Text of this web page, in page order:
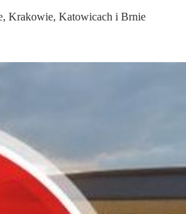
Krakowie, Katowicach i Brnie